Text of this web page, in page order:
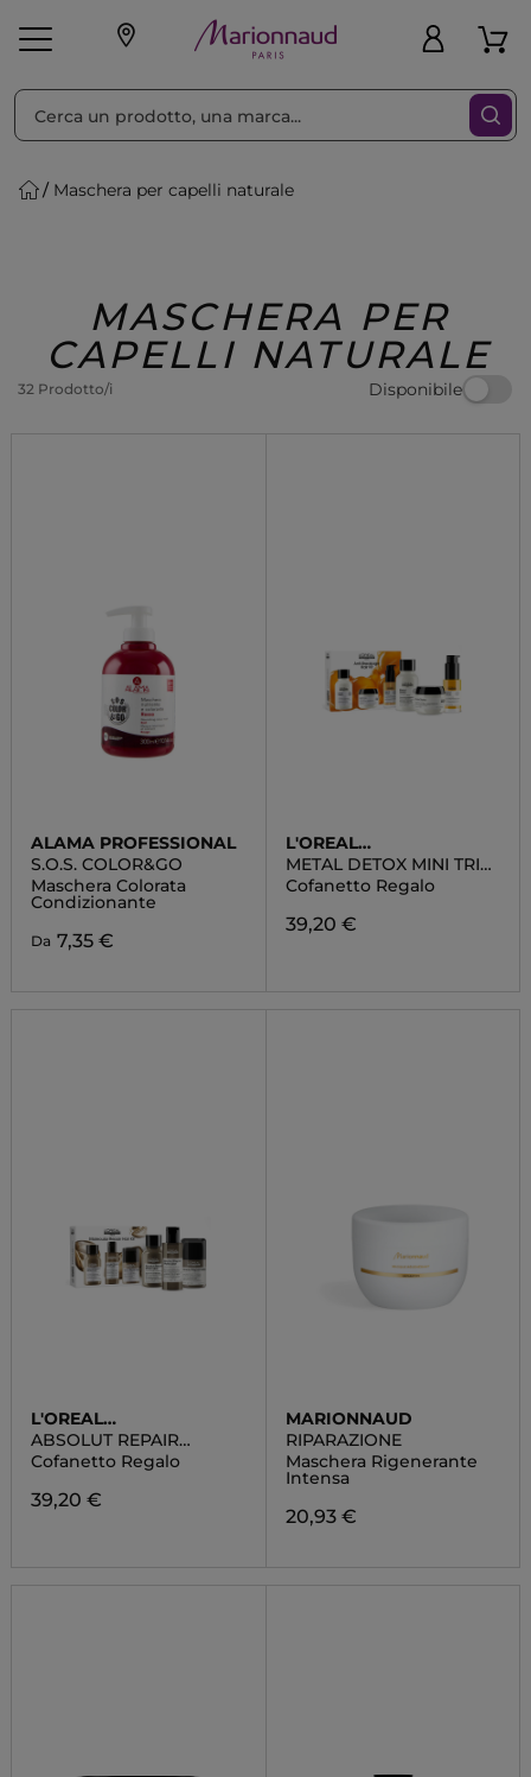
Make-up Profumi
Regalo
Maschera per capelli naturale
MASCHERA PER
CAPELLI NATURALE
32 Prodotto/i Disponibile
Ordina per Filtra
ALAMA PROFESSIONAL
S.O.S. COLOR&GO
Maschera Colorata
Condizionante
Da 7,35 €
L'OREAL
PROFESSIONNEL
METAL DETOX MINI TRIO
KIT
Cofanetto Regalo
39,20 €
L'OREAL
PROFESSIONNEL
ABSOLUT REPAIR
MOLECULAR MINI TRIO
KIT
Cofanetto Regalo
39,20 €
MARIONNAUD
RIPARAZIONE
Maschera Rigenerante
Intensa
20,93 €